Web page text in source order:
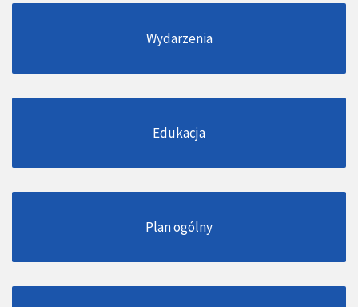
Wydarzenia
Edukacja
Plan ogólny